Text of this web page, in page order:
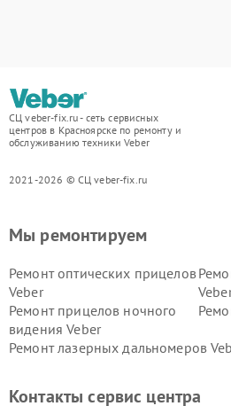
СЦ veber-fix.ru - сеть сервисных
центров в Красноярске по ремонту и
обслуживанию техники Veber
2021-2026 © СЦ veber-fix.ru
Мы ремонтируем
Ремонт оптических прицелов
Veber
Ремонт прицелов ночного
видения Veber
Ремонт лазерных дальномеров
Контакты сервис центра